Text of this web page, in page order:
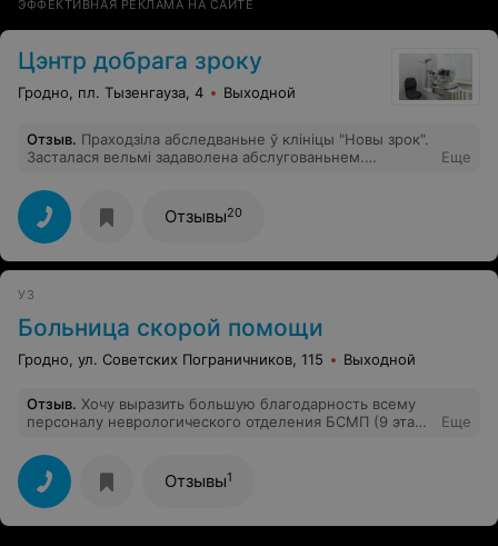
ЭФФЕКТИВНАЯ РЕКЛАМА НА САЙТЕ
Цэнтр добрага зроку
Гродно, пл. Тызенгауза, 4 Выходной
Отзыв. Праходзіла абследваньне ў клініцы "Новы зрок".
Засталася вельмі задаволена абслугованьнем.
прафесыяналізм доктара Рышкевіч Н.Я.. Хачу
падзякаваць і рэкамендую для наведваньня.
Еще
Отзывы20
УЗ
Больница скорой помощи
Гродно, ул. Советских Пограничников, 115 Выходной
Отзыв. Хочу выразить большую благодарность всему
персоналу неврологического отделения БСМП (9 этаж)
обязанностей. Отдельно заведующему отделение
Гаспер А.Г. за оказание квалифицированной помощи.
Желаю вам удачи в профессии и легких пациентов.
Еще
Отзывы1